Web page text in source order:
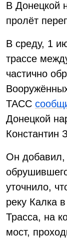
В Донецкой
пролёт
В среду, 1
трассе
частично
ТАСС
Донецкой
Константин
Он добавил,
уточнило,
реку Калка
Трасса, на
мост,